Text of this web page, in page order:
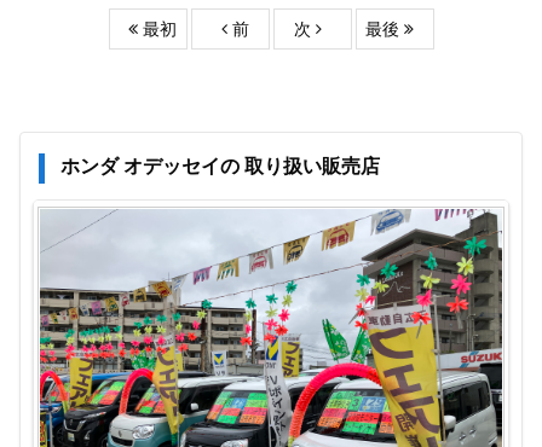
最初 前 次 最後
ホンダ オデッセイの 取り扱い販売店